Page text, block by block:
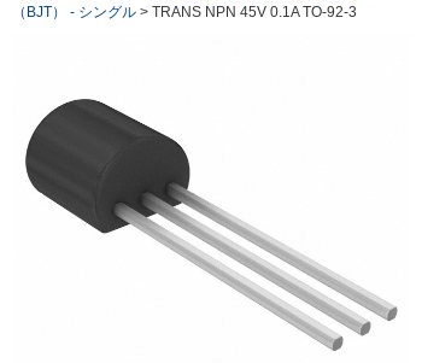
（BJT） - シングル > TRANS NPN 45V 0.1A TO-92-3